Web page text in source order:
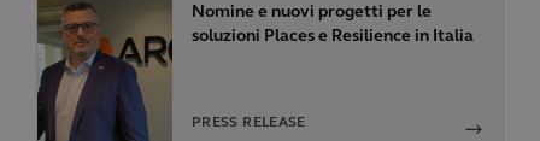
Nomine e nuovi progetti per le
soluzioni Places e Resilience in Italia
PRESS RELEASE